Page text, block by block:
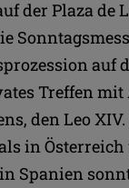
der Plaza de
auf
Treffen mit
den Leo
in
Spanien